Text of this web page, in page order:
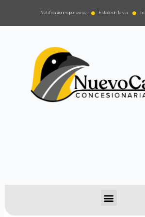
Notificaciones por aviso Estado de la via